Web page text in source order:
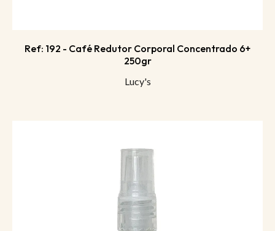
Ref: 192 - Café Redutor Corporal Concentrado 6+
250gr
Lucy's